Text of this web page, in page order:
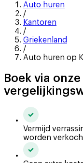
Auto huren
/
Kantoren
/
Griekenland
/
Auto huren op
Boek via
Vermijd
worden